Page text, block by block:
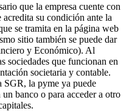
que la empresa cuente con
su condición ante la
se tramita en la página web
sitio también se puede dar
y Económico). Al
sociedades que funcionan en
societaria y contable.
SGR, la pyme ya puede
banco o para acceder a otro